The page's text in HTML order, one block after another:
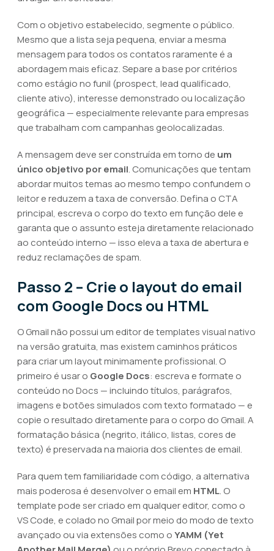
Com o objetivo estabelecido, segmente o público.
Mesmo que a lista seja pequena, enviar a mesma
mensagem para todos os contatos raramente é a
abordagem mais eficaz. Separe a base por critérios
como estágio no funil (prospect, lead qualificado,
cliente ativo), interesse demonstrado ou localização
geográfica — especialmente relevante para empresas
que trabalham com campanhas geolocalizadas.
A mensagem deve ser construída em torno de um
único objetivo por email. Comunicações que tentam
abordar muitos temas ao mesmo tempo confundem o
leitor e reduzem a taxa de conversão. Defina o CTA
principal, escreva o corpo do texto em função dele e
garanta que o assunto esteja diretamente relacionado
ao conteúdo interno — isso eleva a taxa de abertura e
reduz reclamações de spam.
Passo 2 – Crie o layout do email
com Google Docs ou HTML
O Gmail não possui um editor de templates visual nativo
na versão gratuita, mas existem caminhos práticos
para criar um layout minimamente profissional. O
primeiro é usar o Google Docs: escreva e formate o
conteúdo no Docs — incluindo títulos, parágrafos,
imagens e botões simulados com texto formatado — e
copie o resultado diretamente para o corpo do Gmail. A
formatação básica (negrito, itálico, listas, cores de
texto) é preservada na maioria dos clientes de email.
Para quem tem familiaridade com código, a alternativa
mais poderosa é desenvolver o email em HTML. O
template pode ser criado em qualquer editor, como o
VS Code, e colado no Gmail por meio do modo de texto
avançado ou via extensões como oYAMM (Yet